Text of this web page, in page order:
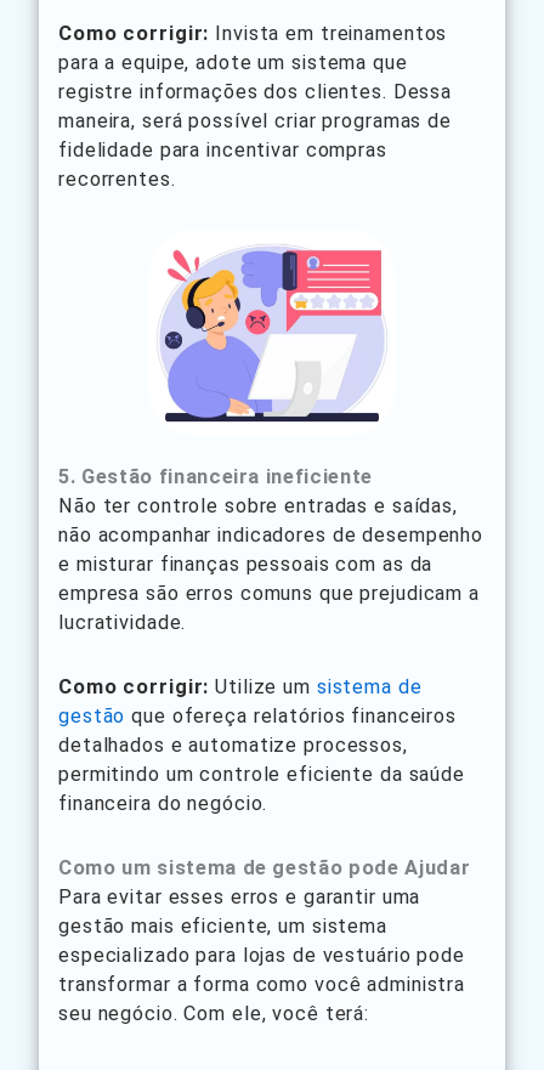
Como corrigir: Invista em treinamentos
para a equipe, adote um sistema que
registre informações dos clientes. Dessa
maneira, será possível criar programas de
fidelidade para incentivar compras
recorrentes.
5. Gestão financeira ineficiente
Não ter controle sobre entradas e saídas,
não acompanhar indicadores de desempenho
e misturar finanças pessoais com as da
empresa são erros comuns que prejudicam a
lucratividade.
Como corrigir: Utilize um sistema de
gestão que ofereça relatórios financeiros
detalhados e automatize processos,
permitindo um controle eficiente da saúde
financeira do negócio.
Como um sistema de gestão pode Ajudar
Para evitar esses erros e garantir uma
gestão mais eficiente, um sistema
especializado para lojas de vestuário pode
transformar a forma como você administra
seu negócio. Com ele, você terá: